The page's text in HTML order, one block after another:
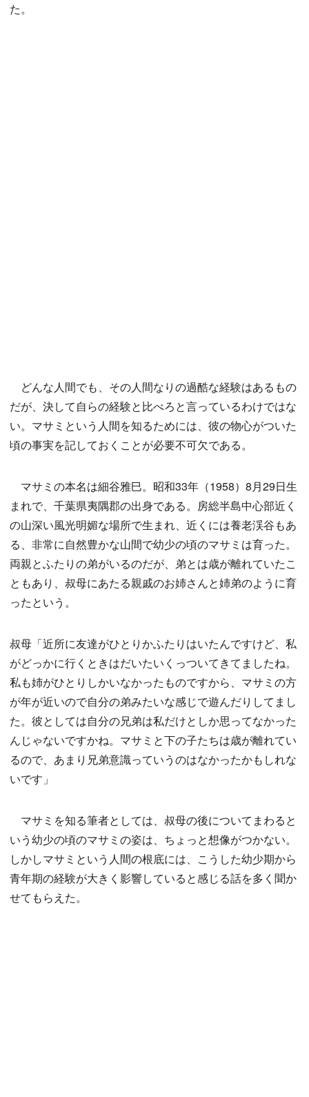
た。
どんな人間でも、その人間なりの過酷な経験はあるもの
だが、決して自らの経験と比べろと言っているわけではな
い。マサミという人間を知るためには、彼の物心がついた
頃の事実を記しておくことが必要不可欠である。
マサミの本名は細谷雅巳。昭和33年（1958）8月29日生
まれで、千葉県夷隅郡の出身である。房総半島中心部近く
の山深い風光明媚な場所で生まれ、近くには養老渓谷もあ
る、非常に自然豊かな山間で幼少の頃のマサミは育った。
両親とふたりの弟がいるのだが、弟とは歳が離れていたこ
ともあり、叔母にあたる親戚のお姉さんと姉弟のように育
ったという。
叔母「近所に友達がひとりかふたりはいたんですけど、私
がどっかに行くときはだいたいくっついてきてましたね。
私も姉がひとりしかいなかったものですから、マサミの方
が年が近いので自分の弟みたいな感じで遊んだりしてまし
た。彼としては自分の兄弟は私だけとしか思ってなかった
んじゃないですかね。マサミと下の子たちは歳が離れてい
るので、あまり兄弟意識っていうのはなかったかもしれな
いです」
マサミを知る筆者としては、叔母の後についてまわると
いう幼少の頃のマサミの姿は、ちょっと想像がつかない。
しかしマサミという人間の根底には、こうした幼少期から
青年期の経験が大きく影響していると感じる話を多く聞か
せてもらえた。